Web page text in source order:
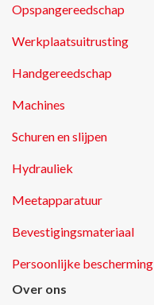
Opspangereedschap
Werkplaatsuitrusting
Handgereedschap
Machines
Schuren en slijpen
Hydrauliek
Meetapparatuur
Bevestigingsmateriaal
Persoonlijke bescherming
Over ons